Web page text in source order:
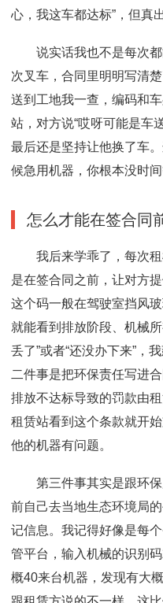
心，我这车都达标”，但真
说实话我也不是每次
次叉车，合同里明明写清
送到工地我一查，编码和
站，对方说“哎呀可能是车
最后还是坚持让他换了车
候急用机器，你根本没时间
怎么才能在签合同
我后来学乖了，每次
是在签合同之前，让对方
这个码一般在驾驶室挡风
就能看到排放阶段、机械
丢了”或者“还没办下来”，
二件事是把环保责任写进
排放不达标导致的罚款由
租赁站看到这个条款就开
他的机器有问题。
第三件事其实是跟环
前自己去当地生态环境局
记信息。我记得好像是每
管平台，输入机械的识别
概40来台机器，发现有大